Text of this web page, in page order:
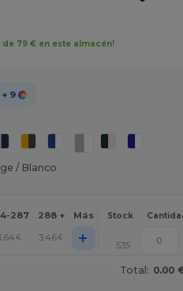
79 € en este almacén!
+ 9
/ Blanco
287 288 + Más Stock
€ 3.46€ + 535
Total: 0.00